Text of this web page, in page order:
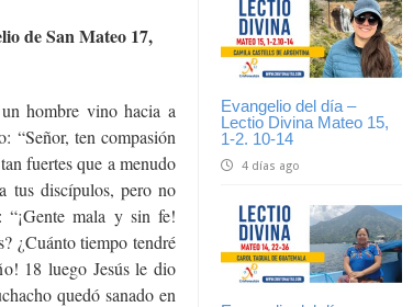
Evangelio del día –
Lectio Divina Mateo 15,
1-2. 10-14
4 días ago
de San Mateo 17,
hombre vino hacia a
“Señor, ten compasión
fuertes que a menudo
tus discípulos, pero no
“¡Gente mala y sin fe!
¿Cuánto tiempo tendré
18 luego Jesús le dio
quedó sanado en